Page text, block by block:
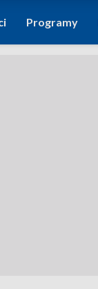
Programy